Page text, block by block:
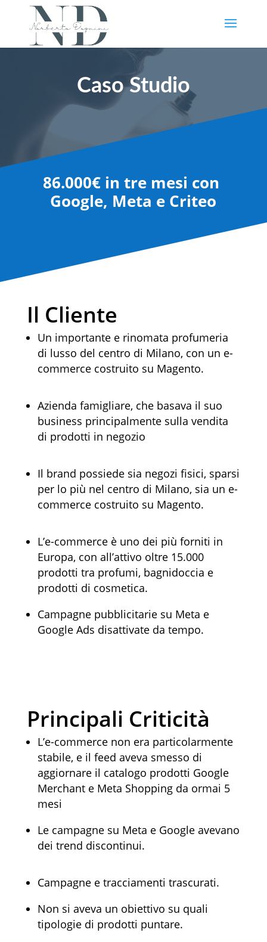
Caso Studio
86.000€ in tre mesi con
Google, Meta e Criteo
Il Cliente
Un importante e rinomata profumeria
di lusso del centro di Milano, con un e-
commerce costruito su Magento.
Azienda famigliare, che basava il suo
business principalmente sulla vendita
di prodotti in negozio
Il brand possiede sia negozi fisici, sparsi
per lo più nel centro di Milano, sia un e-
commerce costruito su Magento.
L’e-commerce è uno dei più forniti in
Europa, con all’attivo oltre 15.000
prodotti tra profumi, bagnidoccia e
prodotti di cosmetica.
Campagne pubblicitarie su Meta e
Google Ads disattivate da tempo.
Principali Criticità
L’e-commerce non era particolarmente
stabile, e il feed aveva smesso di
aggiornare il catalogo prodotti Google
Merchant e Meta Shopping da ormai 5
mesi
Le campagne su Meta e Google avevano
dei trend discontinui.
Campagne e tracciamenti trascurati.
Non si aveva un obiettivo su quali
tipologie di prodotti puntare.